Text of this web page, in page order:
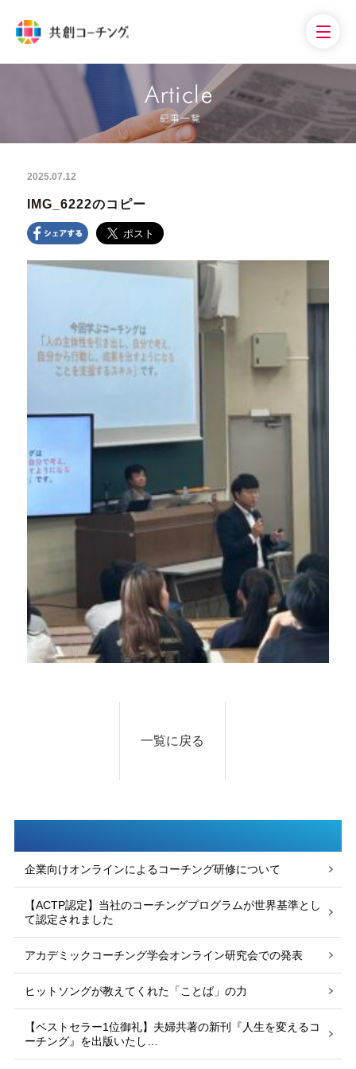
2025.07.12
IMG_6222のコピー
一覧に戻る
企業向けオンラインによるコーチング研修について
【ACTP認定】当社のコーチングプログラムが世界基準とし
て認定されました
アカデミックコーチング学会オンライン研究会での発表
ヒットソングが教えてくれた「ことば」の力
【ベストセラー1位御礼】夫婦共著の新刊『人生を変えるコ
ーチング』を出版いたし…